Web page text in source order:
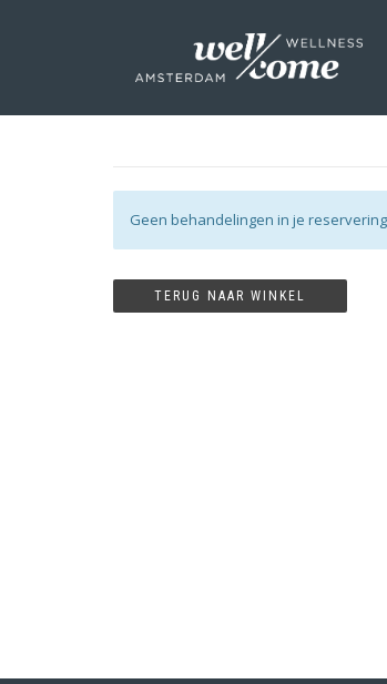
Geen behandelingen in je
TERUG NAAR WINKEL